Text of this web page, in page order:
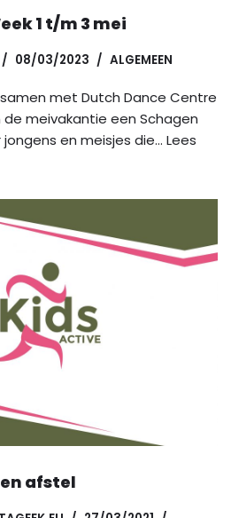
1 t/m 3 mei
08/03/2023 ALGEMEEN
met Dutch Dance Centre
meivakantie een Schagen
jongens en meisjes die… Lees
afstel